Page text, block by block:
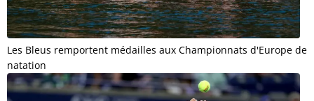
Les Bleus remportent médailles aux Championnats d'Europe de
natation